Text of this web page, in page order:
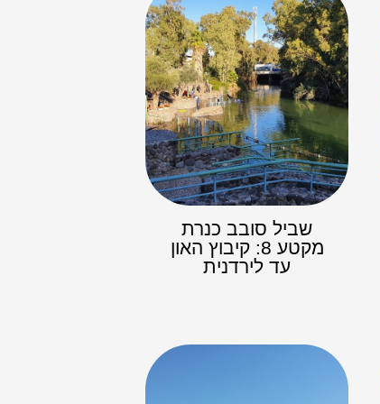
שביל סובב כנרת
מקטע 8: קיבוץ האון
עד לירדנית